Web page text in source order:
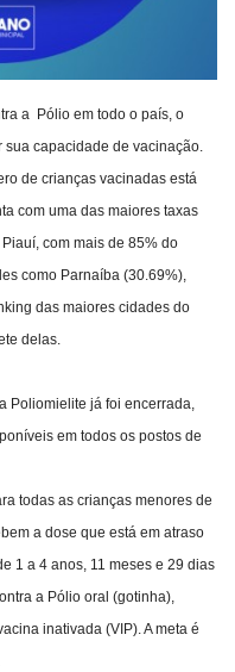
a Pólio em todo o país, o
capacidade de vacinação.
de crianças vacinadas está
com uma das maiores taxas
com mais de 85% do
como Parnaíba (30.69%),
das maiores cidades do
delas.
Poliomielite já foi encerrada,
em todos os postos de
todas as crianças menores de
a dose que está em atraso
1 a 4 anos, 11 meses e 29 dias
a Pólio oral (gotinha),
inativada (VIP). A meta é